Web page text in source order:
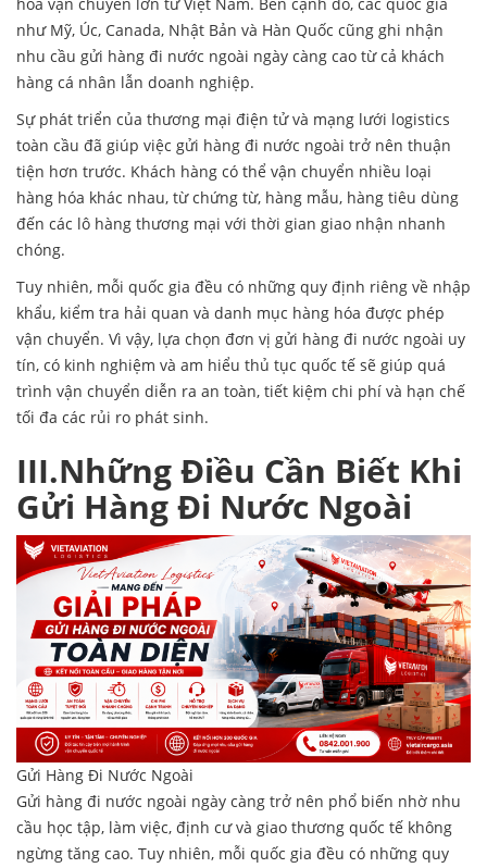
như Mỹ, Úc, Canada, Nhật Bản và Hàn Quốc cũng ghi nhận
nhu cầu gửi hàng đi nước ngoài ngày càng cao từ cả khách
hàng cá nhân lẫn doanh nghiệp.
Sự phát triển của thương mại điện tử và mạng lưới logistics
toàn cầu đã giúp việc gửi hàng đi nước ngoài trở nên thuận
tiện hơn trước. Khách hàng có thể vận chuyển nhiều loại
hàng hóa khác nhau, từ chứng từ, hàng mẫu, hàng tiêu dùng
đến các lô hàng thương mại với thời gian giao nhận nhanh
chóng.
Tuy nhiên, mỗi quốc gia đều có những quy định riêng về nhập
khẩu, kiểm tra hải quan và danh mục hàng hóa được phép
vận chuyển. Vì vậy, lựa chọn đơn vị gửi hàng đi nước ngoài uy
tín, có kinh nghiệm và am hiểu thủ tục quốc tế sẽ giúp quá
trình vận chuyển diễn ra an toàn, tiết kiệm chi phí và hạn chế
tối đa các rủi ro phát sinh.
III.Những Điều Cần Biết Khi
Gửi Hàng Đi Nước Ngoài
Gửi Hàng Đi Nước Ngoài
Gửi hàng đi nước ngoài ngày càng trở nên phổ biến nhờ nhu
cầu học tập, làm việc, định cư và giao thương quốc tế không
ngừng tăng cao. Tuy nhiên, mỗi quốc gia đều có những quy